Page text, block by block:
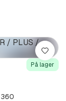
På lager
360
Lagre